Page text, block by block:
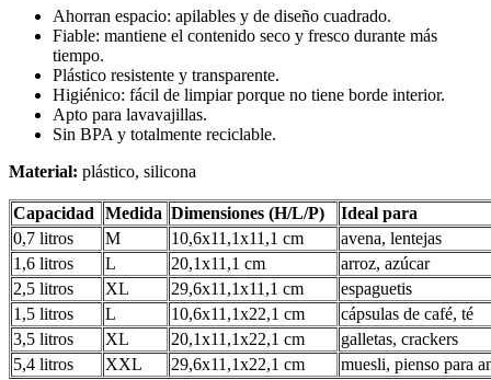
Ahorran espacio: apilables y de diseño cuadrado.
Fiable: mantiene el contenido seco y fresco durante más
tiempo.
Plástico resistente y transparente.
Higiénico: fácil de limpiar porque no tiene borde interior.
Apto para lavavajillas.
Sin BPA y totalmente reciclable.
Material: plástico, silicona
Capacidad Medida Dimensiones (H/L/P)
Ideal para
0,7 litros
M 10,6x11,1x11,1 cm
avena, lentejas
1,6 litros
L 20,1x11,1 cm
arroz, azúcar
2,5 litros
XL 29,6x11,1x11,1 cm
espaguetis
1,5 litros
L 10,6x11,1x22,1 cm
cápsulas de café, té
3,5 litros
XL 20,1x11,1x22,1 cm
galletas, crackers
5,4 litros
XXL 29,6x11,1x22,1 cm muesli, pienso para